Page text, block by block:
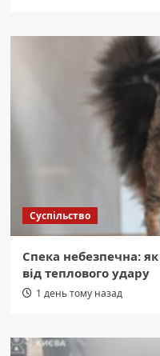
Суспільство
Спека небезпечна:
від теплового удару
1 день тому назад